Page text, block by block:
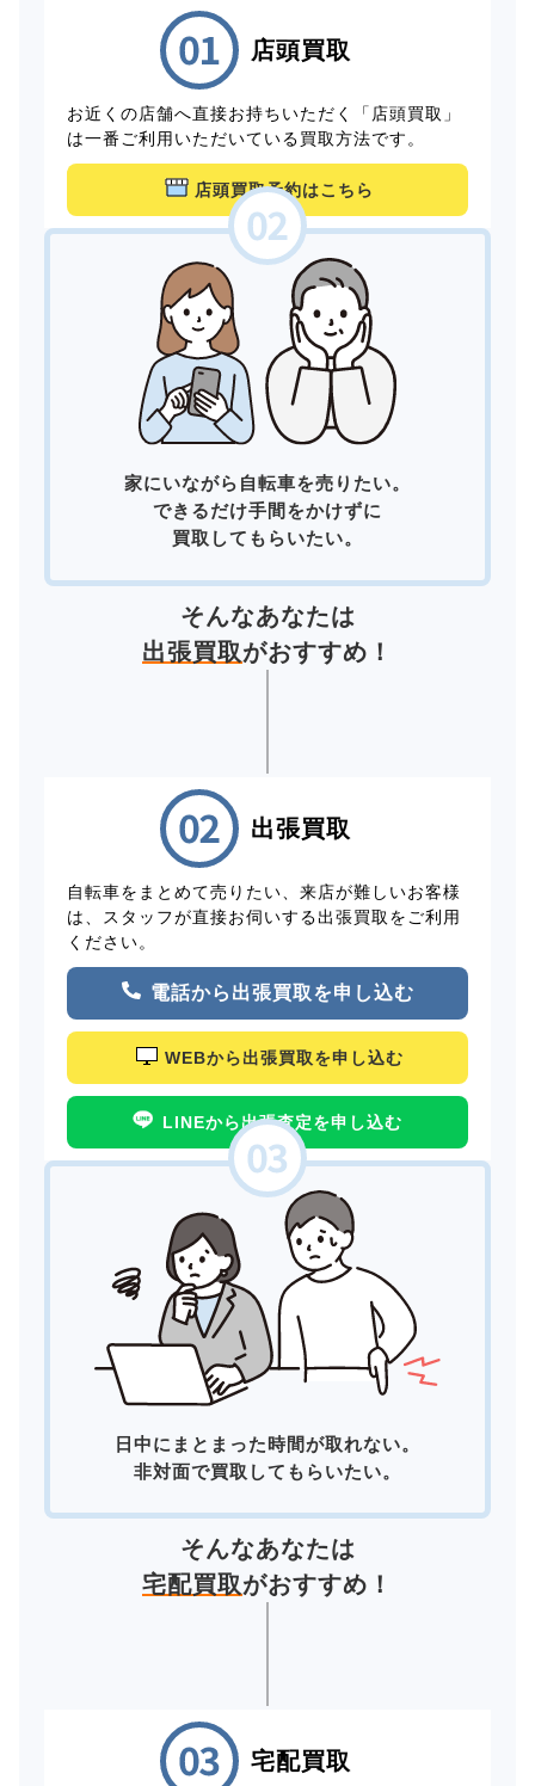
店頭買取
お近くの店舗へ直接お持ちいただく「店頭買取」
は一番ご利用いただいている買取方法です。
店頭買取予約はこちら
家にいながら自転車を売りたい。
できるだけ手間をかけずに
買取してもらいたい。
そんなあなたは
出張買取がおすすめ！
出張買取
自転車をまとめて売りたい、来店が難しいお客様
は、スタッフが直接お伺いする出張買取をご利用
ください。
電話から出張買取を申し込む
WEBから出張買取を申し込む
LINEから出張査定を申し込む
日中にまとまった時間が取れない。
非対面で買取してもらいたい。
そんなあなたは
宅配買取がおすすめ！
宅配買取